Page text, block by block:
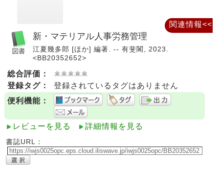
新・マテリアル人事労務管理
江夏幾多郎 [ほか] 編著. -- 有斐閣, 2023.
<BB20352652>
総合評価：
登録タグ：
登録されているタグはありません
便利機能：
レビューを見る 詳細情報を見る
書誌URL：
関連情報<<